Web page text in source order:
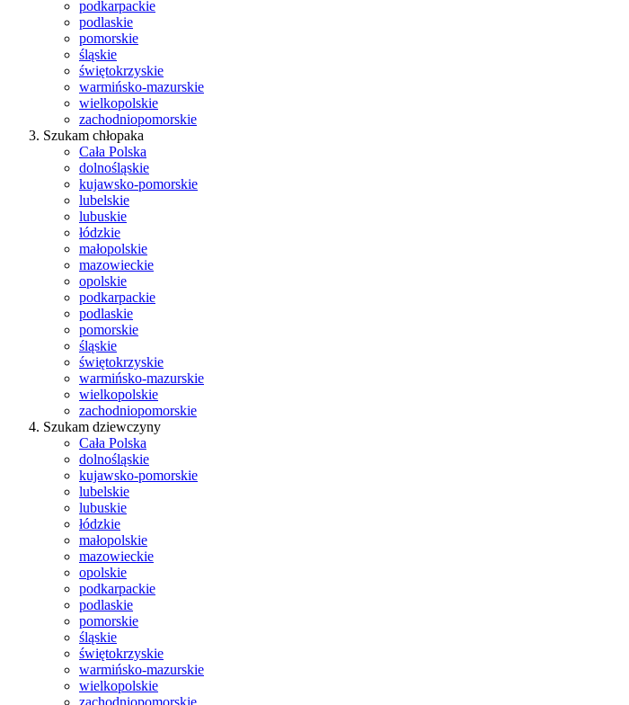
podkarpackie
podlaskie
pomorskie
śląskie
świętokrzyskie
warmińsko-mazurskie
wielkopolskie
zachodniopomorskie
Szukam chłopaka
Cała Polska
dolnośląskie
kujawsko-pomorskie
lubelskie
lubuskie
łódzkie
małopolskie
mazowieckie
opolskie
podkarpackie
podlaskie
pomorskie
śląskie
świętokrzyskie
warmińsko-mazurskie
wielkopolskie
zachodniopomorskie
Szukam dziewczyny
Cała Polska
dolnośląskie
kujawsko-pomorskie
lubelskie
lubuskie
łódzkie
małopolskie
mazowieckie
opolskie
podkarpackie
podlaskie
pomorskie
śląskie
świętokrzyskie
warmińsko-mazurskie
wielkopolskie
zachodniopomorskie